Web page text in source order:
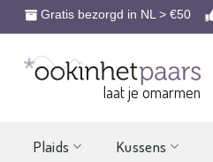
naar
inhoud
Gratis bezorgd in NL > €50
laat je omarmen
Plaids Kussens